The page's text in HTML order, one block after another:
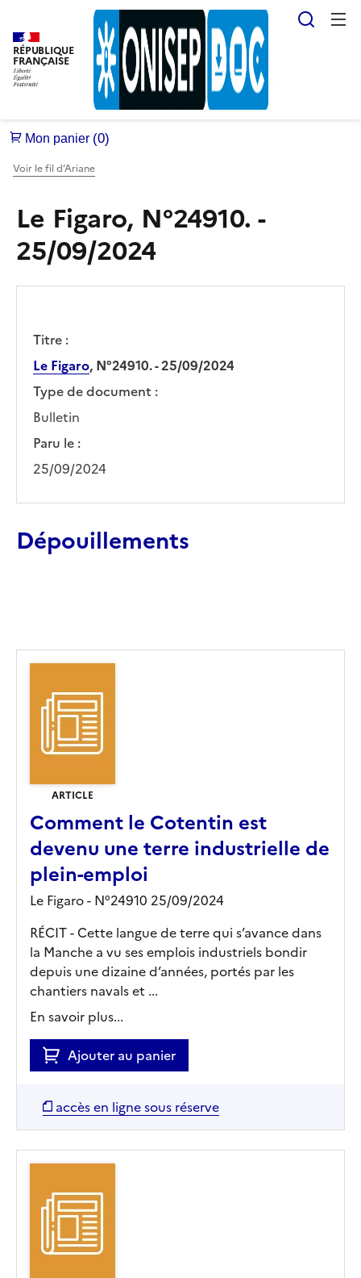
RÉPUBLIQUE
FRANÇAISE
Voir le fil d’Ariane
Le Figaro, N°24910. -
25/09/2024
Titre :
Le Figaro, N°24910. - 25/09/2024
Type de document :
Bulletin
Paru le :
25/09/2024
Dépouillements
ARTICLE
Comment le Cotentin est
devenu une terre industrielle de
plein-emploi
Le Figaro - N°24910 25/09/2024
RÉCIT - Cette langue de terre qui s’avance dans
la Manche a vu ses emplois industriels bondir
depuis une dizaine d’années, portés par les
chantiers navals et ...
En savoir plus...
Ajouter au panier
accès en ligne sous réserve